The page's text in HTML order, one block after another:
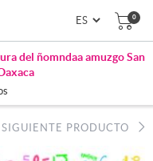
0
del ñomndaa amuzgo San
SIGUIENTE PRODUCTO